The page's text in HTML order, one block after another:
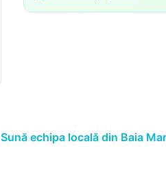
Sună echipa locală din Baia